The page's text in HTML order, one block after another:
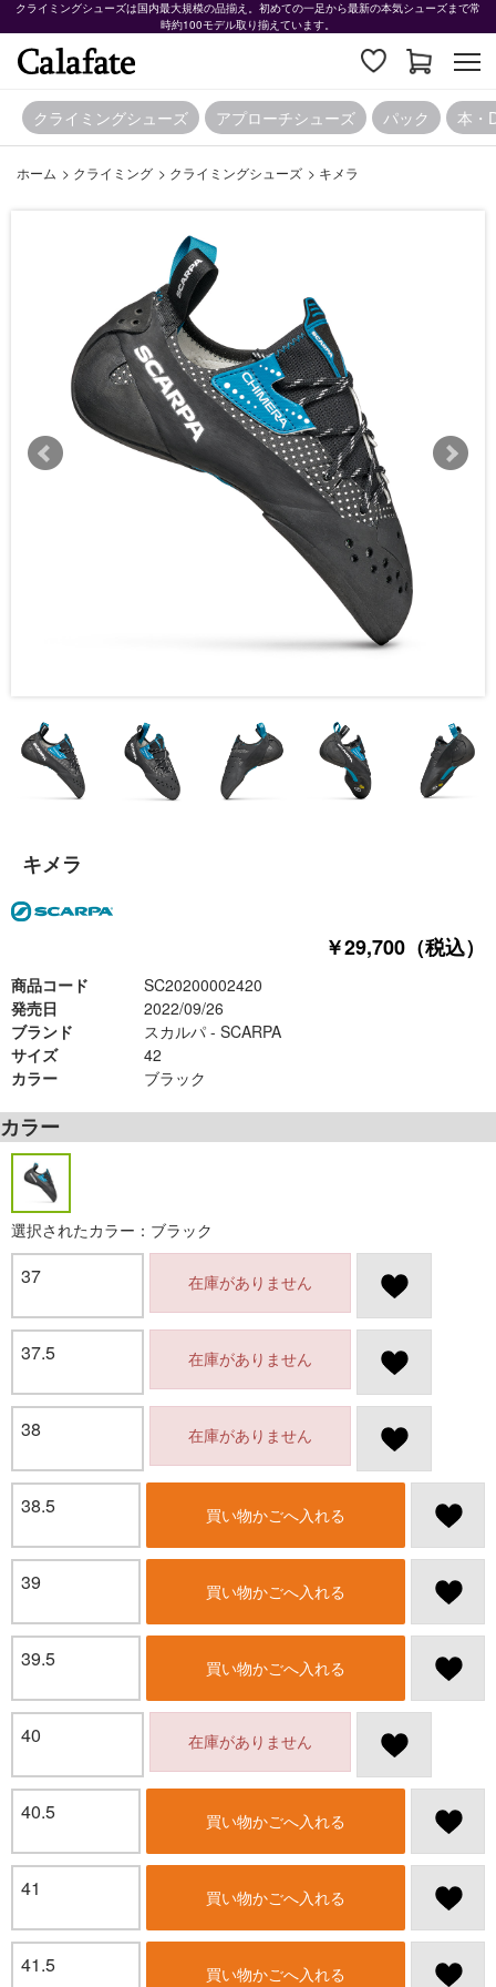
クライミングシューズは国内最大規模の品揃え。初めての一足から最新の本気シューズまで常
時約100モデル取り揃えています。
クライミングシューズ アプローチシューズ パック 本・
ホーム > クライミング > クライミングシューズ > キメラ
キメラ
￥29,700（税込）
商品コード
SC20200002420
発売日
2022/09/26
ブランド
スカルパ - SCARPA
サイズ
42
カラー
ブラック
カラー
選択されたカラー：ブラック
37 在庫がありません
37.5 在庫がありません
38 在庫がありません
38.5 買い物かごへ入れる
39 買い物かごへ入れる
39.5 買い物かごへ入れる
40 在庫がありません
40.5 買い物かごへ入れる
41 買い物かごへ入れる
41.5 買い物かごへ入れる